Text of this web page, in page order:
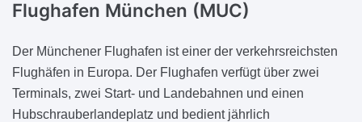
Flughafen München (MUC)
Der Münchener Flughafen ist einer der verkehrsreichsten
Flughäfen in Europa. Der Flughafen verfügt über zwei
Terminals, zwei Start- und Landebahnen und einen
Hubschrauberlandeplatz und bedient jährlich